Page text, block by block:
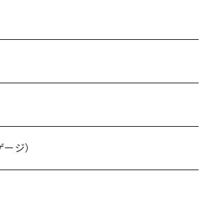
ト
織
ローキャラバン）
ジ）